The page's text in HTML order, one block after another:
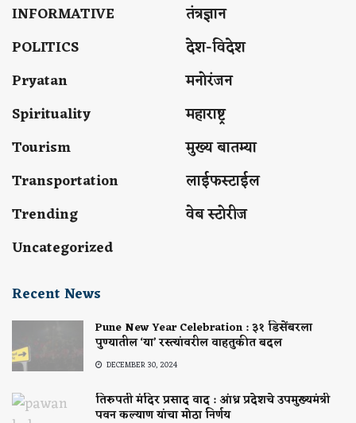
INFORMATIVE
POLITICS
Pryatan
Spirituality
Tourism
Transportation
Trending
Uncategorized
तंत्रज्ञान
देश-विदेश
मनोरंजन
महाराष्ट्र
मुख्य बातम्या
लाईफस्टाईल
वेब स्टोरीज
Recent News
Pune New Year Celebration : ३१ डिसेंबरला
पुण्यातील ‘या’ रस्त्यांवरील वाहतुकीत बदल
DECEMBER 30, 2024
तिरुपती मंदिर प्रसाद वाद : आंध्र प्रदेशचे उपमुख्यमंत्री
पवन कल्याण यांचा मोठा निर्णय